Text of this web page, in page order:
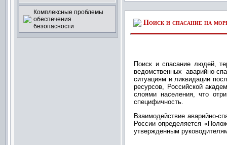
Комплексные проблемы
обеспечения
безопасности
Поиск и спасание на
Поиск и спасание людей,
ведомственных аварийно-
ситуациям и ликвидации
ресурсов, Российской
слоями населения, что
специфичность.
Взаимодействие аварийно-
России определяется
утвержденным